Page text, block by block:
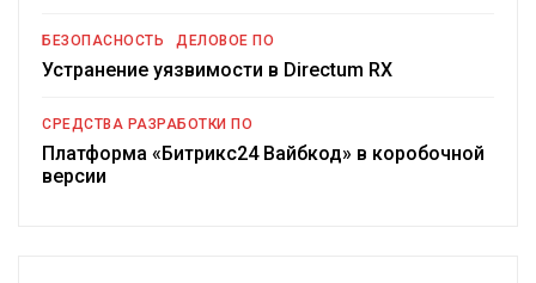
БЕЗОПАСНОСТЬ ДЕЛОВОЕ ПО
Устранение уязвимости в Directum RX
СРЕДСТВА РАЗРАБОТКИ ПО
Платформа «Битрикс24 Вайбкод» в коробочной
версии